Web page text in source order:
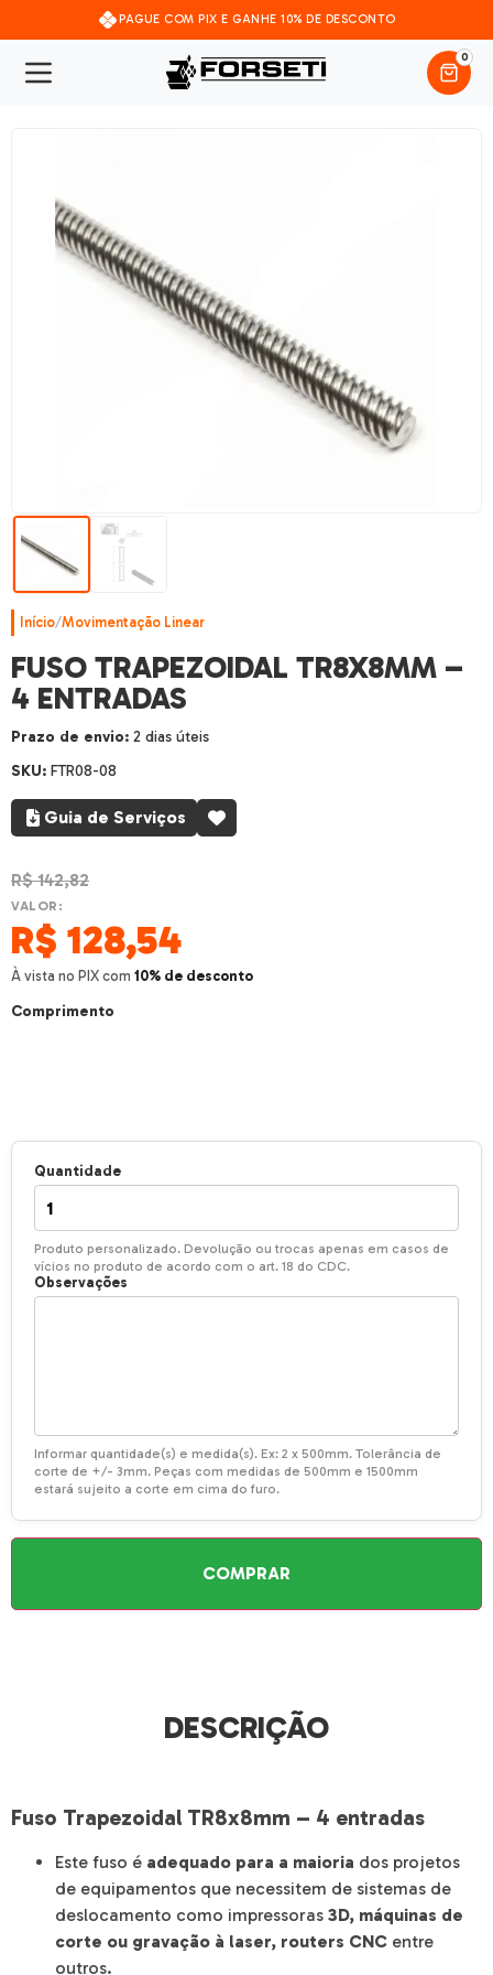
PAGUE COM PIX E GANHE 10% DE DESCONTO
0
Início/Movimentação Linear
FUSO TRAPEZOIDAL TR8X8MM –
4 ENTRADAS
Prazo de envio: 2 dias úteis
SKU: FTR08-08
Guia de Serviços
R$142,82
VALOR:
R$ 128,54
À vista no PIX com 10% de desconto
Comprimento
Quantidade
Produto personalizado. Devolução ou trocas apenas em casos de
vícios no produto de acordo com o art. 18 do CDC.
Observações
Informar quantidade(s) e medida(s). Ex: 2 x 500mm. Tolerância de
corte de +/- 3mm. Peças com medidas de 500mm e 1500mm
estará sujeito a corte em cima do furo.
COMPRAR
DESCRIÇÃO
Fuso Trapezoidal TR8x8mm – 4 entradas
Este fuso é adequado para a maioria dos projetos
de equipamentos que necessitem de sistemas de
deslocamento como impressoras 3D, máquinas de
corte ou gravação à laser, routers CNC entre
outros.